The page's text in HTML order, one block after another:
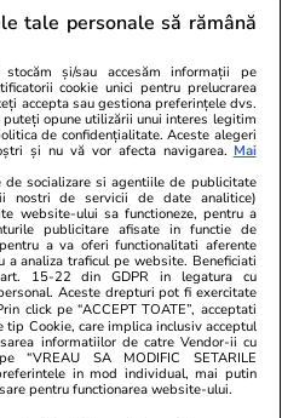
în
a
în
13:58
la 67
vor fi
tale personale să rămână
stocăm și/sau accesăm informații pe
cookie unici pentru prelucrarea
accepta sau gestiona preferințele dvs.
opune utilizării unui interes legitim
de confidențialitate. Aceste alegeri
și nu vă vor afecta navigarea. Mai
socializare si agentiile de publicitate
nostri de servicii de date analitice)
website-ului sa functioneze, pentru a
publicitare afisate in functie de
a va oferi functionalitati aferente
a analiza traficul pe website. Beneficiati
15-22 din GDPR in legatura cu
Aceste drepturi pot fi exercitate
click pe “ACCEPT TOATE”, acceptati
Cookie, care implica inclusiv acceptul
informatiilor de catre Vendor-ii cu
“VREAU SA MODIFIC SETARILE
in mod individual, mai putin
pentru functionarea website-ului.